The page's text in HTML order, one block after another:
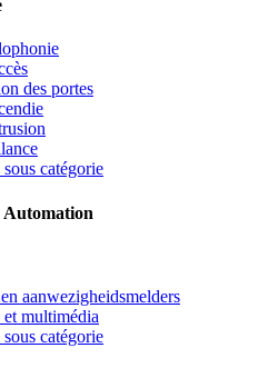
des portes
catégorie
aanwezigheidsmelders
multimédia
catégorie